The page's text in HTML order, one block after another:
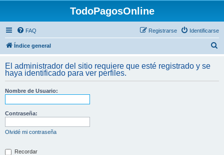
TodoPagosOnline
FAQ Identificarse
Registrarse
Índice general
c
El administrador del sitio requiere que esté registrado y se
haya identificado para ver perfiles.
Nombre de Usuario:
Contraseña:
Olvidé mi contraseña
Recordar